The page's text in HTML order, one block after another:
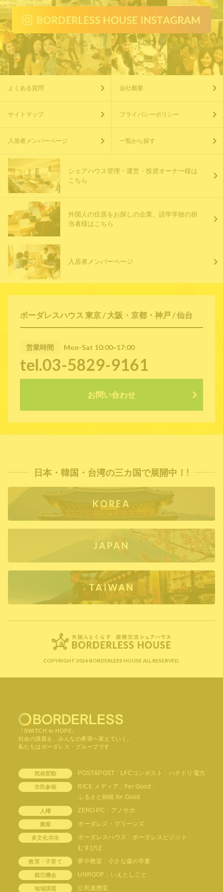
ボーダレスハウス 東京 / 大阪・京都・神戸 / 仙台
営業時間 Mon-Sat 10:00~17:00
tel.03-5829-9161
お問い合わせ
よくある質問 会社概要
サイトマップ プライバシーポリシー
入居者メンバーページ 一覧から探す
シェアハウス管理・運営・投資オーナー様は
こちら
外国人の住居をお探しの企業、語学学校の担
当者様はこちら
入居者メンバーページ
日本・韓国・台湾の三カ国で展開中！!
KOREA
JAPAN
TAIWAN
COPYRIGHT 2026 BORDERLESS HOUSE ALL RESERVED.
『SWITCH to HOPE』
社会の課題を、みんなの希望へ変えていく。
私たちはボーダレス・グループです
気候変動 POST&POST LFCコンポスト ハチドリ電力
市民参画 RICE メディア
For Good
ふるさと納税 for Good
人権 ZERO PC アノサポ
農業 ボーダレス・グリーンズ
多文化共生 ボーダレスハウス
ボーダレスビジット
むすびば
教育・子育て 夢中教室 小さな森の学童
就労機会 UNROOF いえとしごと
地域課題 公民連携室